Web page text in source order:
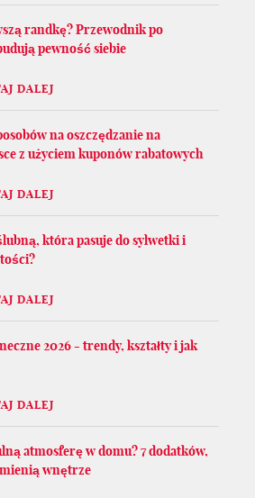
randkę? Przewodnik po
pewność siebie
DALEJ
na oszczędzanie na
z użyciem kuponów rabatowych
DALEJ
która pasuje do sylwetki i
DALEJ
2026 - trendy, kształty i jak
DALEJ
atmosferę w domu? 7 dodatków,
wnętrze